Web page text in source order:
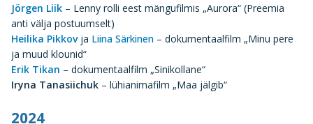
Jörgen Liik – Lenny rolli eest mängufilmis „Aurora“ (Preemia
anti välja postuumselt)
Heilika Pikkovja Liina Särkinen – dokumentaalfilm „Minu pere
ja muud klounid“
Erik Tikan – dokumentaalfilm „Sinikollane“
Iryna Tanasiichuk – lühianimafilm „Maa jälgib“
2024